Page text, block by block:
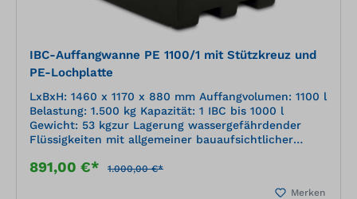
IBC-Auffangwanne PE 1100/1 mit Stützkreuz und
PE-Lochplatte
LxBxH: 1460 x 1170 x 880 mm Auffangvolumen: 1100 l
Belastung: 1.500 kg Kapazität: 1 IBC bis 1000 l
Gewicht: 53 kgzur Lagerung wassergefährdender
Flüssigkeiten mit allgemeiner bauaufsichtlicher
(PE), korrosionsbeständig, hohe chemische
891,00 €* 1.000,00 €*
Merken